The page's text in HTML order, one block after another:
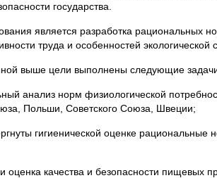
государства.
является разработка рациональных
труда и особенностей экологической
выше цели выполнены следующие
анализ норм физиологической
Польши, Советского Союза, Швеции;
гигиенической оценке
качества и безопасности пищевых